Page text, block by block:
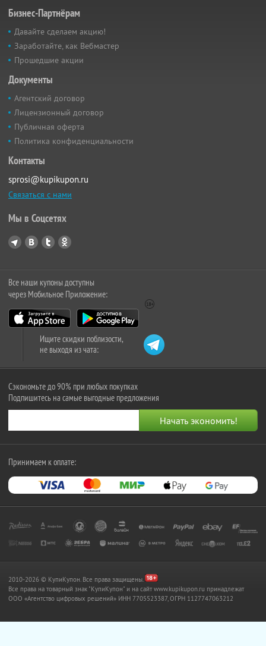
Бизнес-Партнёрам
Давайте сделаем акцию!
Заработайте, как Вебмастер
Прошедшие акции
Документы
Агентский договор
Лицензионный договор
Публичная оферта
Политика конфиденциальности
Контакты
sprosi@kupikupon.ru
Связаться с нами
Мы в Соцсетях
Все наши купоны доступны
через Мобильное Приложение:
Ищите скидки поблизости,
не выходя из чата:
Сэкономьте до 90% при любых покупках
Подпишитесь на самые выгодные предложения
Принимаем к оплате:
2010-2026 © КупиКупон. Все права защищены.
Все права на товарный знак "КупиКупон" и на сайт www.kupikupon.ru принадлежат
OOO «Агентство цифровых решений» ИНН 7705523387, ОГРН 1127747063212